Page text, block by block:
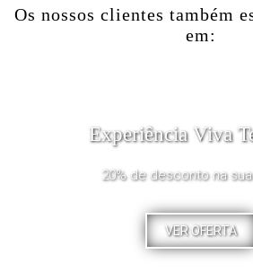
Os nossos clientes também
em:
Experiência Viva
20% de desconto na
VER OFERTA